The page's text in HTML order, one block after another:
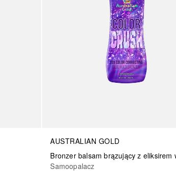
AUSTRALIAN GOLD
Samoopalacz